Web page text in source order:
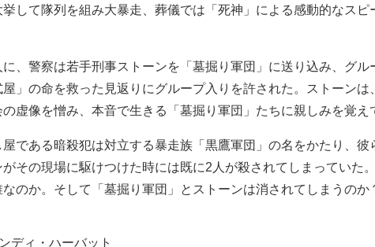
して隊列を組み大暴走、葬儀では「死神」による感動的なスピ
、警察は若手刑事ストーンを「墓掘り軍団」に送り込み、グル
」の命を救った見返りにグループ入りを許された。ストーンは
虚像を憎み、本音で生きる「墓掘り軍団」たちに親しみを覚え
である暗殺犯は対立する暴走族「黒鷹軍団」の名をかたり、彼
その現場に駆けつけた時には既に2人が殺されてしまっていた
のか。そして「墓掘り軍団」とストーンは消されてしまうのか
ディ・ハーバット